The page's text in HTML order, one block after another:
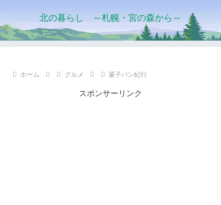
北の暮らし ～札幌・宮の森から～
ホーム グルメ 菓子パン紀行
スポンサーリンク